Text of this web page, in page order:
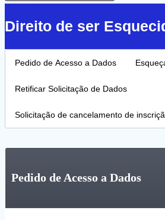
site
site
Direito de ser
Pedido de Acesso a Dados
Retificar Solicitação de Dados
Solicitação de cancelamento de
Pedido de Acesso a Dados